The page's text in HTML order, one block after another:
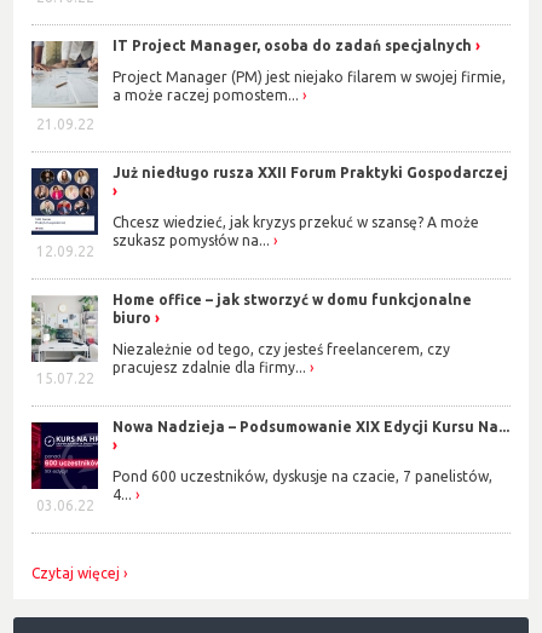
21.09.22
IT Project Manager, osoba do zadań specjalnych
Project Manager (PM) jest niejako filarem w swojej firmie,
a może raczej pomostem...
12.09.22
Już niedługo rusza XXII Forum Praktyki Gospodarczej
Chcesz wiedzieć, jak kryzys przekuć w szansę? A może
szukasz pomysłów na...
15.07.22
Home office – jak stworzyć w domu funkcjonalne
biuro
Niezależnie od tego, czy jesteś freelancerem, czy
pracujesz zdalnie dla firmy...
03.06.22
Nowa Nadzieja – Podsumowanie XIX Edycji Kursu Na...
Pond 600 uczestników, dyskusje na czacie, 7 panelistów,
4...
Czytaj więcej